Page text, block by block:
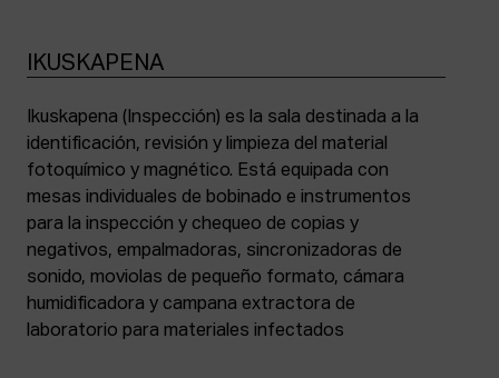
IKUSKAPENA
Ikuskapena (Inspección) es la sala destinada a la
identificación, revisión y limpieza del material
fotoquímico y magnético. Está equipada con
mesas individuales de bobinado e instrumentos
para la inspección y chequeo de copias y
negativos, empalmadoras, sincronizadoras de
sonido, moviolas de pequeño formato, cámara
humidificadora y campana extractora de
laboratorio para materiales infectados